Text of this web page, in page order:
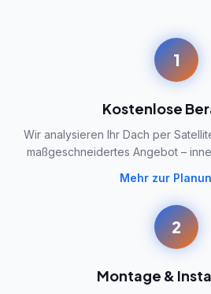
1
Kostenlose
Wir analysieren Ihr Dach per
maßgeschneidertes Angebot –
Mehr zur
2
Montage &